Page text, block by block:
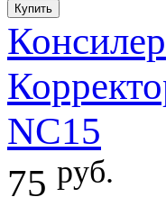
Купить
Консилер
NC15
75 руб.